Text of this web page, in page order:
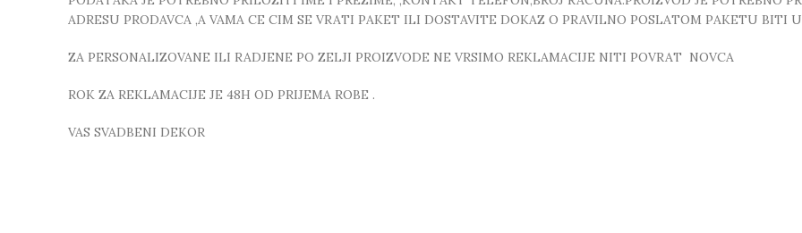
ADRESU PRODAVCA ,A VAMA CE CIM SE VRATI PAKET ILI DOSTAVITE DOKAZ O PRAVILNO POSLATOM PAKETU BITI
ZA PERSONALIZOVANE ILI RADJENE PO ZELJI PROIZVODE NE VRSIMO REKLAMACIJE NITI POVRAT NOVCA
ROK ZA REKLAMACIJE JE 48H OD PRIJEMA ROBE .
VAS SVADBENI DEKOR